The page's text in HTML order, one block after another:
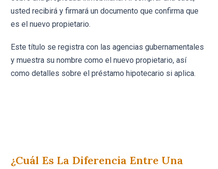
usted recibirá y firmará un documento que confirma que
es el nuevo propietario.
Este título se registra con las agencias gubernamentales
y muestra su nombre como el nuevo propietario, así
como detalles sobre el préstamo hipotecario si aplica.
¿Cuál Es La Diferencia Entre Una